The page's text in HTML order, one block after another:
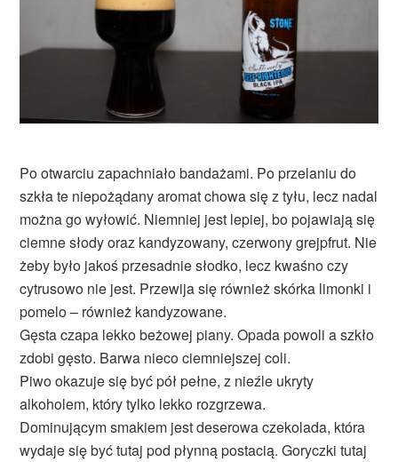
Po otwarciu zapachniało bandażami. Po przelaniu do
szkła te niepożądany aromat chowa się z tyłu, lecz nadal
można go wyłowić. Niemniej jest lepiej, bo pojawiają się
ciemne słody oraz kandyzowany, czerwony grejpfrut. Nie
żeby było jakoś przesadnie słodko, lecz kwaśno czy
cytrusowo nie jest. Przewija się również skórka limonki i
pomelo – również kandyzowane.
Gęsta czapa lekko beżowej piany. Opada powoli a szkło
zdobi gęsto. Barwa nieco ciemniejszej coli.
Piwo okazuje się być pół pełne, z nieźle ukryty
alkoholem, który tylko lekko rozgrzewa.
Dominującym smakiem jest deserowa czekolada, która
wydaje się być tutaj pod płynną postacią. Goryczki tutaj